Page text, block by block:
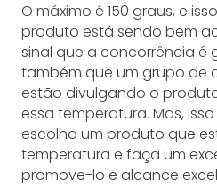
O máximo é 150 graus, e
produto está sendo bem
sinal que a concorrência é
também que um grupo de
estão divulgando o
essa temperatura. Mas,
escolha um produto que
temperatura e faça um
promove-lo e alcance